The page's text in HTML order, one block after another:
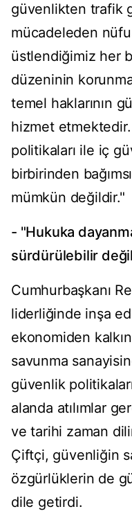
güvenlikten trafik
mücadeleden
üstlendiğimiz her
düzeninin
temel haklarının
hizmet
politikaları ile iç
birbirinden
mümkün değildir."
- "Hukuka
sürdürülebilir
Cumhurbaşkanı
liderliğinde inşa
ekonomiden
savunma
güvenlik
alanda atılımlar
ve tarihi zaman
Çiftçi, güvenliğin
özgürlüklerin de
dile getirdi.